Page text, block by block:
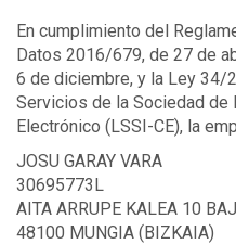
En cumplimiento del
Datos 2016/679, de 27 de
6 de diciembre, y la Ley 34/
Servicios de la Sociedad de
Electrónico (LSSI-CE), la
JOSU GARAY VARA
30695773L
AITA ARRUPE KALEA 10
48100 MUNGIA (BIZKAIA)